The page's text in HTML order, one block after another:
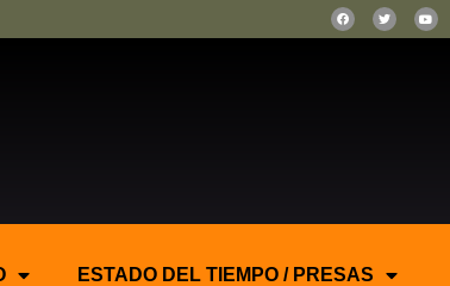
ESTADO DEL TIEMPO / PRESAS